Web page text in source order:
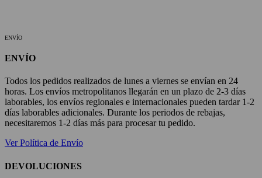
ENVÍO
ENVÍO
Todos los pedidos realizados de lunes a viernes se envían en 24
horas. Los envíos metropolitanos llegarán en un plazo de 2-3 días
laborables, los envíos regionales e internacionales pueden tardar 1-2
días laborables adicionales. Durante los periodos de rebajas,
necesitaremos 1-2 días más para procesar tu pedido.
Ver Política de Envío
DEVOLUCIONES